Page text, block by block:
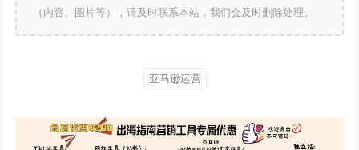
（内容、图片等），请及时联系本站，我们会及时删除处理。
亚马逊运营